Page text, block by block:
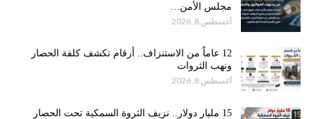
مجلس الأمن…
أغسطس 8, 2026
12 عاماً من الاستنزاف.. أرقام تكشف كلفة الحصار
ونهب الثروات
أغسطس 8, 2026
15 مليار دولار.. نزيف الثروة السمكية تحت الحصار